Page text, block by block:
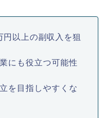
以上の副収入を狙
にも役立つ可能性
を目指しやすくな